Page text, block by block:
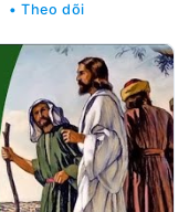
• Theo dõi